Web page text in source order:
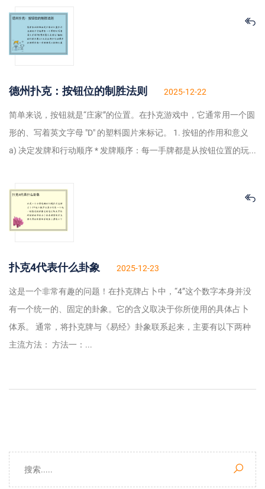
德州扑克：按钮位的制胜法则 2025-12-22
简单来说，按钮就是“庄家”的位置。在扑克游戏中，它通常用一个圆
形的、写着英文字母 "D" 的塑料圆片来标记。 1. 按钮的作用和意义
a) 决定发牌和行动顺序 * 发牌顺序：每一手牌都是从按钮位置的玩...
扑克4代表什么卦象 2025-12-23
这是一个非常有趣的问题！在扑克牌占卜中，“4”这个数字本身并没
有一个统一的、固定的卦象。它的含义取决于你所使用的具体占卜
体系。 通常，将扑克牌与《易经》卦象联系起来，主要有以下两种
主流方法： 方法一：...